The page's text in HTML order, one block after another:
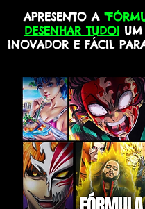
APRESENTO A
DESENHAR TUDO! UM
INOVADOR E FÁCIL